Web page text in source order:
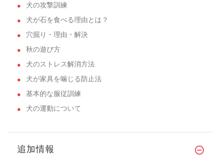
犬の攻撃訓練
犬が石を食べる理由とは？
穴掘り・理由・解決
秋の遊び方
犬のストレス解消方法
犬が家具を噛じる防止法
基本的な服従訓練
犬の運動について
追加情報